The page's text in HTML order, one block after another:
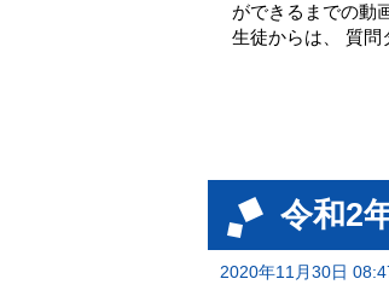
ができるまでの動
生徒からは、 質問
令和2
2020年11月30日